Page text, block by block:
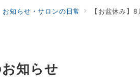
お知らせ・サロンの日常 【お盆休み】
知らせ